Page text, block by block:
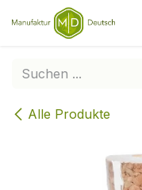
Zum Inhalt springen
Alle Produkte